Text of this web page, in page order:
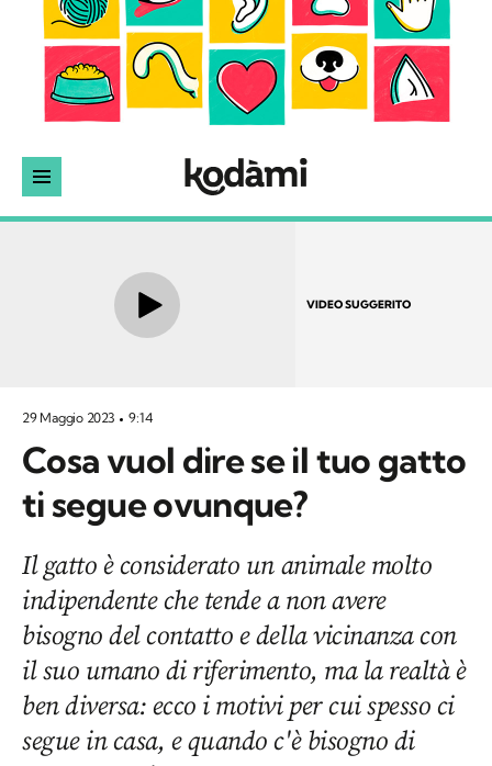
VIDEO SUGGERITO
29 Maggio 2023 9:14
Cosa vuol dire se il tuo gatto
ti segue ovunque?
Il gatto è considerato un animale molto
indipendente che tende a non avere
bisogno del contatto e della vicinanza con
il suo umano di riferimento, ma la realtà è
ben diversa: ecco i motivi per cui spesso ci
segue in casa, e quando c'è bisogno di